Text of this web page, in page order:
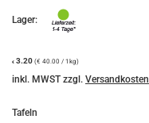
Lager:
€ 3.20 (€ 40.00 / 1kg)
inkl. MWST zzgl. Versandkosten
Tafeln